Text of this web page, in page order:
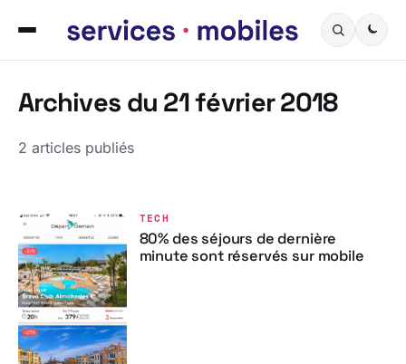
Archives du 21 février 2018
2 articles publiés
TECH
80% des séjours de dernière
minute sont réservés sur mobile